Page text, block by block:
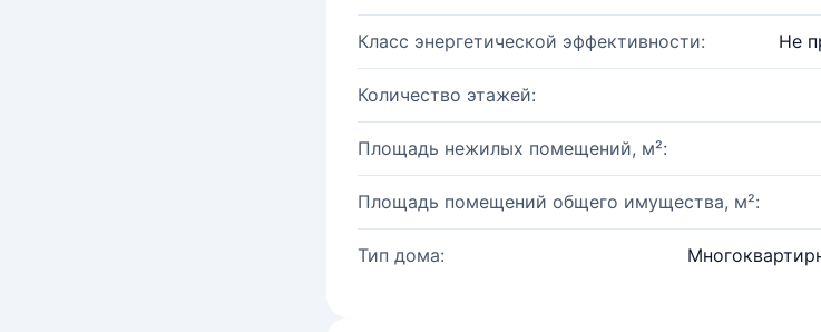
Класс энергетической эффективности: Не
Количество этажей:
Площадь нежилых помещений, м²:
Площадь помещений общего имущества, м²:
Тип дома: